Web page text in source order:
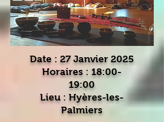
Date : 27 Janvier 2025
Horaires : 18:00-
19:00
Lieu : Hyères-les-
Palmiers